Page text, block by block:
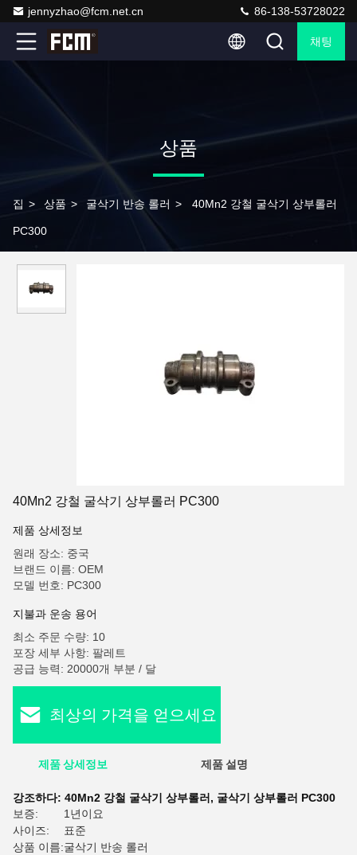
jennyzhao@fcm.net.cn 86-138-53728022
채팅
상품
집 > 상품 > 굴삭기 반송 롤러 > 40Mn2 강철 굴삭기 상부롤러
PC300
40Mn2 강철 굴삭기 상부롤러 PC300
제품 상세정보
원래 장소: 중국
브랜드 이름: OEM
모델 번호: PC300
지불과 운송 용어
최소 주문 수량: 10
포장 세부 사항: 팔레트
공급 능력: 20000개 부분 / 달
최상의 가격을 얻으세요
제품 상세정보 제품 설명
강조하다: 40Mn2 강철 굴삭기 상부롤러 , 굴삭기 상부롤러 PC300
보증:
1년이요
사이즈:
표준
상품 이름:굴삭기 반송 롤러